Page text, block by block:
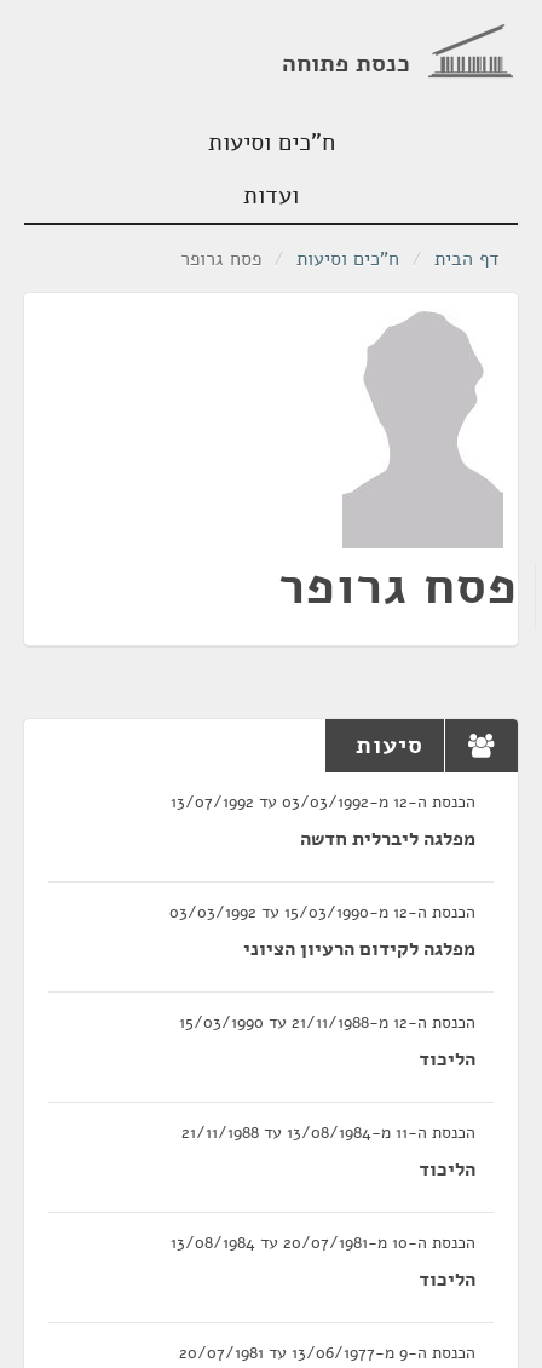
כנסת פתוחה
ח"כים וסיעות
ועדות
דף הבית / ח"כים וסיעות / פסח גרופר
פסח גרופר
סיעות
הכנסת ה-12 מ-03/03/1992 עד 13/07/1992
מפלגה ליברלית חדשה
הכנסת ה-12 מ-15/03/1990 עד 03/03/1992
מפלגה לקידום הרעיון הציוני
הכנסת ה-12 מ-21/11/1988 עד 15/03/1990
הליכוד
הכנסת ה-11 מ-13/08/1984 עד 21/11/1988
הליכוד
הכנסת ה-10 מ-20/07/1981 עד 13/08/1984
הליכוד
הכנסת ה-9 מ-13/06/1977 עד 20/07/1981